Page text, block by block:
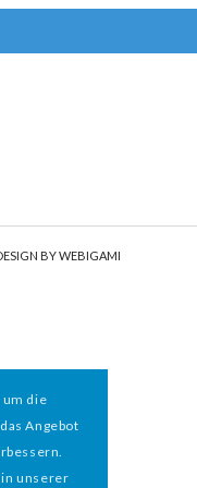
BY WEBIGAMI
um die
Angebot
unserer